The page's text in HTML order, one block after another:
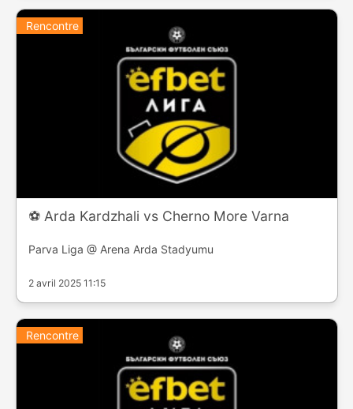
Rencontre
⚽️ Arda Kardzhali vs Cherno More Varna
Parva Liga @ Arena Arda Stadyumu
2 avril 2025 11:15
Rencontre